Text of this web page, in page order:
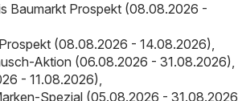
Baumarkt Prospekt (08.08.2026 -
(08.08.2026 - 14.08.2026),
Aktion (06.08.2026 - 31.08.2026),
- 11.08.2026),
Spezial (05.08.2026 -